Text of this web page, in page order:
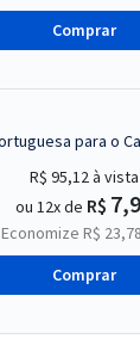
Comprar
para o
R$ 95,12à vista
ou 12x de R$
Economize R$
Comprar